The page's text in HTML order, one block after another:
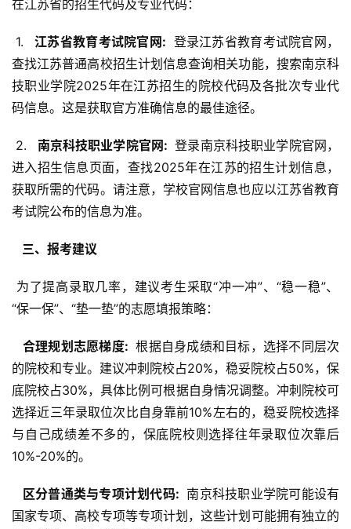
在江苏省的招生代码及专业代码：
1.
  江苏省教育考试院官网:
登录江苏省教育考试院官网，
查找江苏普通高校招生计划信息查询相关功能，搜索南京科
技职业学院2025年在江苏招生的院校代码及各批次专业代
码信息。这是获取官方准确信息的最佳途径。
2.
  南京科技职业学院官网:
登录南京科技职业学院官网，
进入招生信息页面，查找2025年在江苏的招生计划信息，
获取所需的代码。请注意，学校官网信息也应以江苏省教育
考试院公布的信息为准。
  三、报考建议
“保一保”、“垫一垫”的志愿填报策略：
  合理规划志愿梯度:
根据自身成绩和目标，选择不同层次
的院校和专业。建议冲刺院校占20%，稳妥院校占50%，保
底院校占30%，具体比例可根据自身情况调整。冲刺院校可
选择近三年录取位次比自身靠前10%左右的，稳妥院校选择
与自己成绩差不多的，保底院校则选择往年录取位次靠后
10%-20%的。
  区分普通类与专项计划代码:
南京科技职业学院可能设有
国家专项、高校专项等专项计划，这些计划可能拥有独立的